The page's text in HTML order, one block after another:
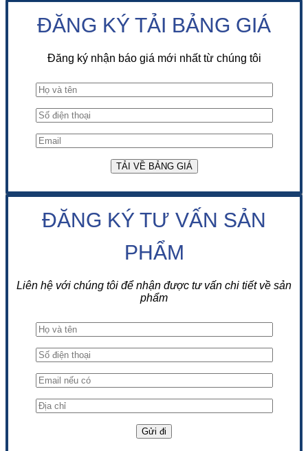
ĐĂNG KÝ TẢI BẢNG GIÁ
Đăng ký nhận báo giá mới nhất từ chúng tôi
ĐĂNG KÝ TƯ VẤN SẢN
PHẨM
Liên hệ với chúng tôi để nhận được tư vấn chi tiết về sản
phẩm